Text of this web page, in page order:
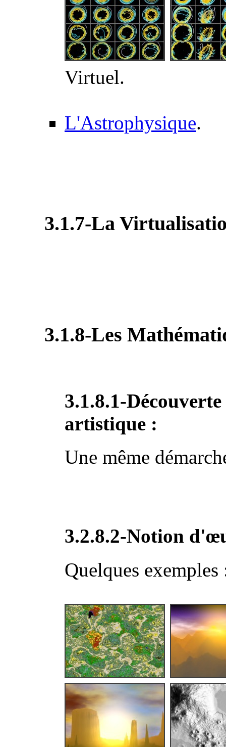
Virtuel.
L'Astrophysique.
3.1.7-La
3.1.8-Les
3.1.8.1-
artistique :
Une même
3.2.8.2-Notion
Quelques exemples